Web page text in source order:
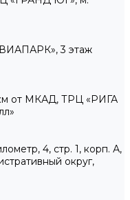
3 этаж
от МКАД, ТРЦ «РИГА
4, стр. 1, корп. А,
округ,